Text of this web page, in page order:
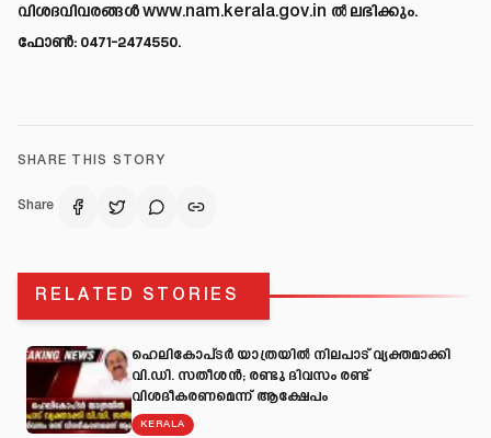
വിശദവിവരങ്ങൾwww.nam.kerala.gov.in ൽ ലഭിക്കും.
ഫോൺ: 0471-2474550.
SHARE THIS STORY
Share
RELATED STORIES
ഹെലികോപ്ടർ യാത്രയിൽ നിലപാട് വ്യക്തമാക്കി
വി.ഡി. സതീശൻ; രണ്ടു ദിവസം രണ്ട്
വിശദീകരണമെന്ന് ആക്ഷേപം
KERALA